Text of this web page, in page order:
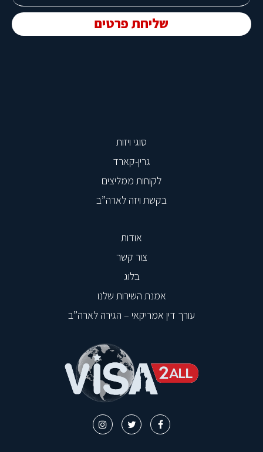
שליחת פרטים
סוגי ויזות
גרין-קארד
לקוחות ממליצים
בקשת ויזה לארה”ב
אודות
צור קשר
בלוג
אמנת השירות שלנו
עורך דין אמריקאי – הגירה לארה”ב